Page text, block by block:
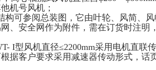
机号风机；
构可参阅总装图，它由叶轮、风简、
、安全网作为附件，需在订货时注明
I型风机直径≤2200mm采用电机直联
据客户要求采用减速器传动形式，话